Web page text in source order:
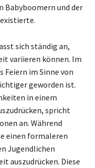
Babyboomern und der
sich ständig an,
variieren können. Im
Feiern im Sinne von
geworden ist.
in einem
spricht
an. Während
einen formaleren
Jugendlichen
auszudrücken. Diese